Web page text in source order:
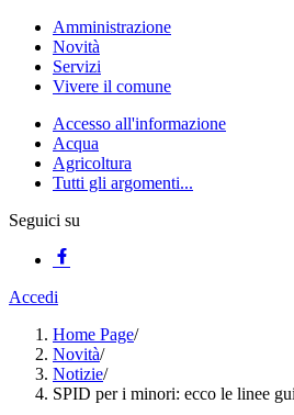
Amministrazione
Novità
Servizi
Vivere il comune
Accesso all'informazione
Acqua
Agricoltura
Tutti gli argomenti...
Seguici su
Accedi
Home Page/
Novità/
Notizie/
SPID per i minori: ecco le linee